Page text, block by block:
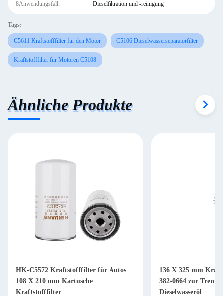
8Anwendungsfall: Dieselfiltration und -reinigung
Tags:
C5611 Kraftstofffilter für den Motor C5106 Dieselwasserseparatorfilter
Kraftstofffilter für Motoren C5108
Ähnliche Produkte
HK-C5572 Kraftstofffilter für Autos
108 X 210 mm Kartusche
Kraftstofffilter
136 X 325 mm
382-0664 zur
Dieselwasseröl